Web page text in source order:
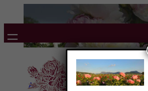
Accueil/Pivoines